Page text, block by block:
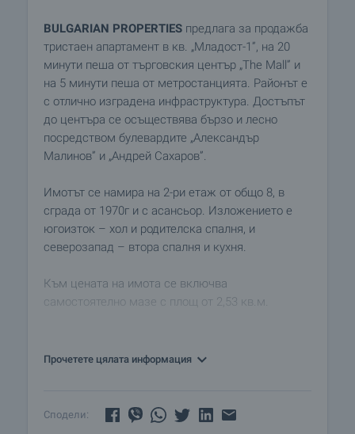
BULGARIAN PROPERTIES предлага за продажба
тристаен апартамент в кв. „Младост-1”, на 20
минути пеша от търговския център „The Mall” и
на 5 минути пеша от метростанцията. Районът е
с отлично изградена инфраструктура. Достъпът
до центъра се осъществява бързо и лесно
посредством булевардите „Александър
Малинов” и „Андрей Сахаров”.
Имотът се намира на 2-ри етаж от общо 8, в
сграда от 1970г и с асансьор. Изложението е
югоизток – хол и родителска спалня, и
северозапад – втора спалня и кухня.
Към цената на имота се включва
самостоятелно мазе с площ от 2,53 кв.м.
разпределени в:
• Две спални
Прочетете цялата информация
Сподели: